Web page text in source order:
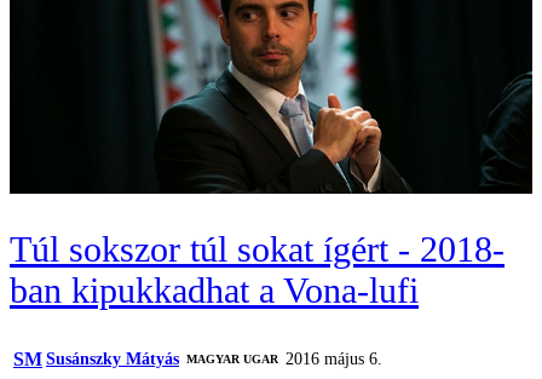
Túl sokszor túl sokat ígért - 2018-
ban kipukkadhat a Vona-lufi
SM Susánszky Mátyás MAGYAR UGAR 2016 május 6.